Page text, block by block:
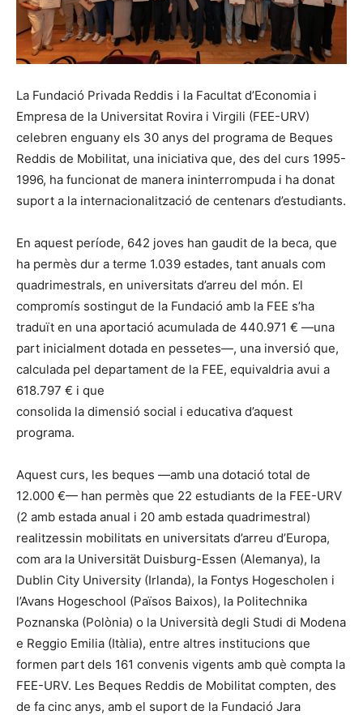
La Fundació Privada Reddis i la Facultat d’Economia i
Empresa de la Universitat Rovira i Virgili (FEE-URV)
celebren enguany els 30 anys del programa de Beques
Reddis de Mobilitat, una iniciativa que, des del curs 1995-
1996, ha funcionat de manera ininterrompuda i ha donat
suport a la internacionalització de centenars d’estudiants.
En aquest període, 642 joves han gaudit de la beca, que
ha permès dur a terme 1.039 estades, tant anuals com
quadrimestrals, en universitats d’arreu del món. El
compromís sostingut de la Fundació amb la FEE s’ha
traduït en una aportació acumulada de 440.971 € —una
part inicialment dotada en pessetes—, una inversió que,
calculada pel departament de la FEE, equivaldria avui a
618.797 € i que
consolida la dimensió social i educativa d’aquest
programa.
Aquest curs, les beques —amb una dotació total de
12.000 €— han permès que 22 estudiants de la FEE-URV
(2 amb estada anual i 20 amb estada quadrimestral)
realitzessin mobilitats en universitats d’arreu d’Europa,
com ara la Universität Duisburg-Essen (Alemanya), la
Dublin City University (Irlanda), la Fontys Hogescholen i
l’Avans Hogeschool (Països Baixos), la Politechnika
Poznanska (Polònia) o la Università degli Studi di Modena
e Reggio Emilia (Itàlia), entre altres institucions que
formen part dels 161 convenis vigents amb què compta la
FEE-URV. Les Beques Reddis de Mobilitat compten, des
de fa cinc anys, amb el suport de la Fundació Jara